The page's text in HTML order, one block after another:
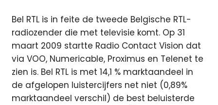
Bel RTL is in feite de tweede Belgische RTL-
radiozender die met televisie komt. Op 31
maart 2009 startte Radio Contact Vision dat
via VOO, Numericable, Proximus en Telenet te
zien is. Bel RTL is met 14,1 % marktaandeel in
de afgelopen luistercijfers net niet (0,89%
marktaandeel verschil) de best beluisterde